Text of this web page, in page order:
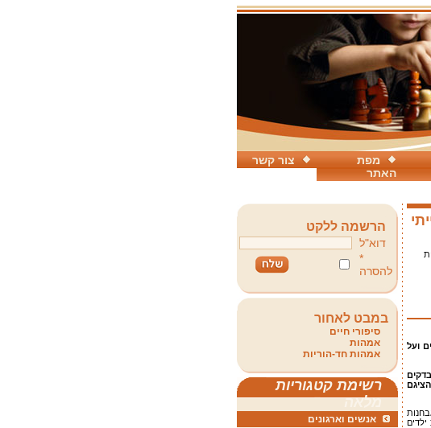
צור קשר
מפת
האתר
ועל
הרשמה ללקט
דוא"ל
*
להסרה
במבט לאחור
סיפורי חיים
אמהות
אמהות חד-הוריות
רשימת קטגוריות
מלאה
אנשים וארגונים